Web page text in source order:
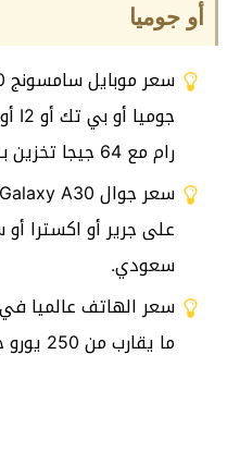
أو جوميا
رام مع 64 جيجا تخزين بـ 3300 جنية.
سعودي.
سعر الهاتف عالميا في
ما يقارب من 250 يورو حسب الرام وسعة التخزين.